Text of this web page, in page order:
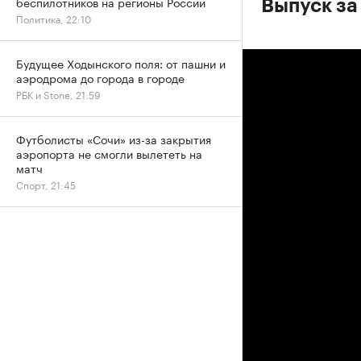
Выпуск
Политика, 22:10
Будущее Ходынского поля: от пашни и
аэродрома до города в городе
РБК и Stone, 21:59
Футболисты «Сочи» из-за закрытия
аэропорта не смогли вылететь на
матч
Спорт, 21:45